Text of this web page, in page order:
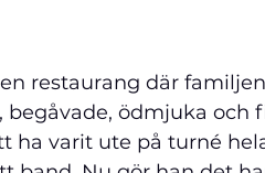
restaurang där
begåvade, ödmjuka och
ha varit ute på turné